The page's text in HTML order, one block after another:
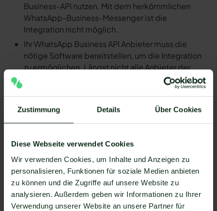
Zustimmung Details Über Cookies
Diese Webseite verwendet Cookies
Wir verwenden Cookies, um Inhalte und Anzeigen zu
personalisieren, Funktionen für soziale Medien anbieten
zu können und die Zugriffe auf unsere Website zu
analysieren. Außerdem geben wir Informationen zu Ihrer
Verwendung unserer Website an unsere Partner für
Business-API nutzen. Mit dem herkömmlichen
WhatsApp-Business-Messenger ist die
Integration nicht möglich.
Ihr WhatsApp Business API Anbieter muss die
nötige Software bereitstellen, um die Integration
zu ermöglichen. Längst nicht alle Anbieter der
WhatsApp API sind in der Lage, eine Integration
von Yeeflow und WhatsApp zu ermöglichen. Mit
über 6.000 Apps zur Verfügung, die Sie mit
WhatsApp verbinden können. Darunter ist
Da der Einrichtungsprozess der Integration je nach
dem Anbieter der WhatsApp API Schnittstelle
differenziert, gibt es keine allgemein gültige
Anleitung. Wir zeigen Ihnen im Folgenden, wie die
Einrichtung der Integration von Yeeflow und